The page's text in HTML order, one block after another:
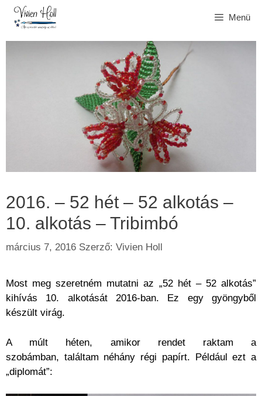
Kilépés
Menü
2016. – 52 hét – 52 alkotás –
10. alkotás – Tribimbó
március 7, 2016 Szerző: Vivien Holl
Most meg szeretném mutatni az „52 hét – 52 alkotás”
kihívás 10. alkotását 2016-ban. Ez egy gyöngyből
készült virág.
A múlt héten, amikor rendet raktam a
szobámban, találtam néhány régi papírt. Például ezt a
„diplomát”: